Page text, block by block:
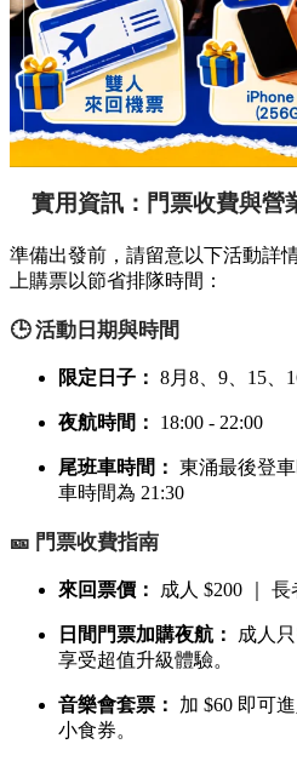
實用資訊：門票收費與營
準備出發前，請留意以下活動詳
上購票以節省排隊時間：
🕒 活動日期與時間
限定日子： 8月8、9、15、
夜航時間： 18:00 - 22:00
尾班車時間： 東涌最後登
車時間為 21:30
🎫 門票收費指南
來回票價： 成人 $200 ｜
日間門票加購夜航：
成人
享受超值升級體驗。
音樂會套票：
加 $60 即可
小食券。